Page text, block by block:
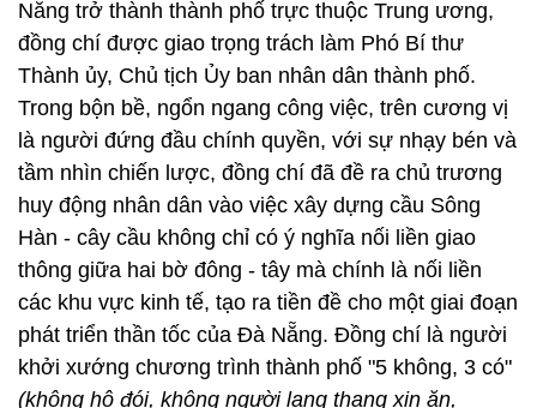
Nẵng trở thành thành phố trực thuộc Trung ương,
đồng chí được giao trọng trách làm Phó Bí thư
Thành ủy, Chủ tịch Ủy ban nhân dân thành phố.
Trong bộn bề, ngổn ngang công việc, trên cương vị
là người đứng đầu chính quyền, với sự nhạy bén và
tầm nhìn chiến lược, đồng chí đã đề ra chủ trương
huy động nhân dân vào việc xây dựng cầu Sông
Hàn - cây cầu không chỉ có ý nghĩa nối liền giao
thông giữa hai bờ đông - tây mà chính là nối liền
các khu vực kinh tế, tạo ra tiền đề cho một giai đoạn
phát triển thần tốc của Đà Nẵng. Đồng chí là người
khởi xướng chương trình thành phố "5 không, 3 có"
(không hộ đói, không người lang thang xin ăn,